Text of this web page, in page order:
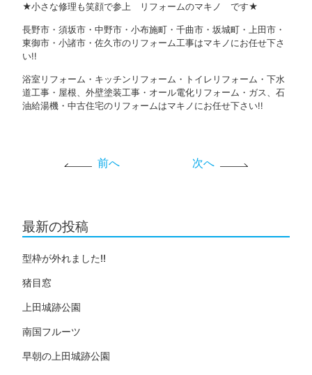
★小さな修理も笑顔で参上 リフォームのマキノ です★
長野市・須坂市・中野市・小布施町・千曲市・坂城町・上田市・
東御市・小諸市・佐久市のリフォーム工事はマキノにお任せ下さ
い!!
浴室リフォーム・キッチンリフォーム・トイレリフォーム・下水
道工事・屋根、外壁塗装工事・オール電化リフォーム・ガス、石
油給湯機・中古住宅のリフォームはマキノにお任せ下さい!!
前へ 次へ
最新の投稿
型枠が外れました!!
猪目窓
上田城跡公園
南国フルーツ
早朝の上田城跡公園